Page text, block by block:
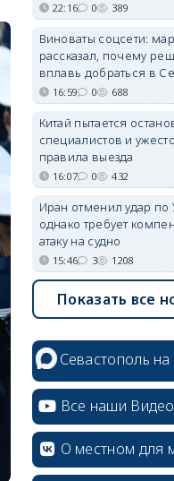
22:16 0 389
Виноваты соцсети:
рассказал, почему
вплавь добраться в
16:59 0 688
Китай пытается
специалистов и
правила выезда
16:07 0 432
Иран отменил удар по
однако требует
атаку на судно
15:46 3 1208
Показать все
Севастополь на
Все наши Видео
О местном для